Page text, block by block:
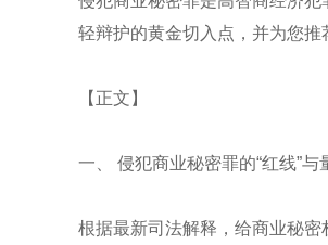
轻辩护的黄金切入点，并为您推
【正文】
一、 侵犯商业秘密罪的“红线”与
根据最新司法解释，给商业秘密